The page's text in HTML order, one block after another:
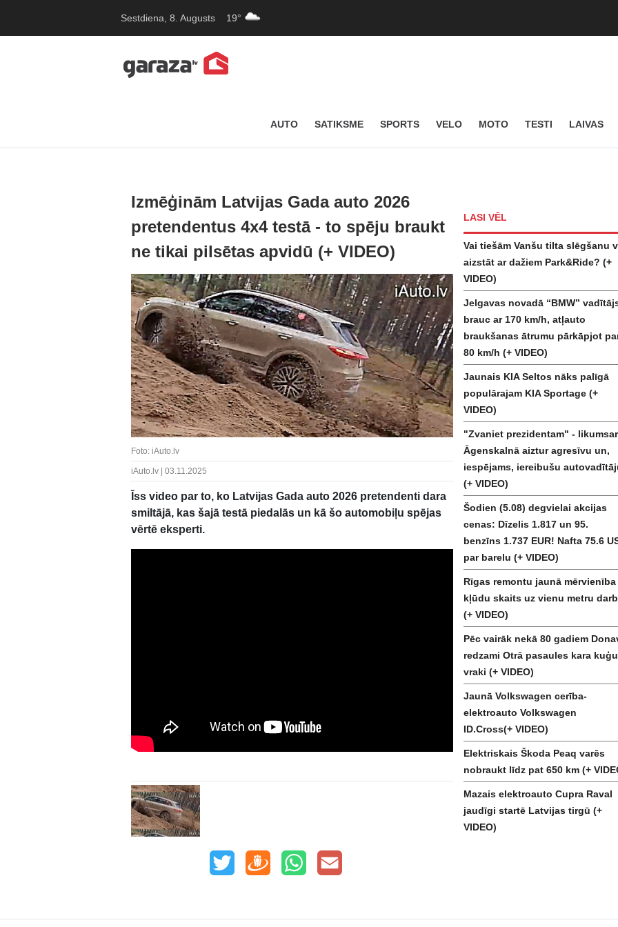
Sestdiena, 8. Augusts 19°
AUTO SATIKSME SPORTS VELO MOTO TESTI LAIVAS
Izmēģinām Latvijas Gada auto 2026
pretendentus 4x4 testā - to spēju braukt
ne tikai pilsētas apvidū (+ VIDEO)
Foto: iAuto.lv
iAuto.lv | 03.11.2025
Īss video par to, ko Latvijas Gada auto 2026 pretendenti dara
smiltājā, kas šajā testā piedalās un kā šo automobiļu spējas
vērtē eksperti.
LASI VĒL
Vai tiešām Vanšu tilta slēgšanu
aizstāt ar dažiem Park&Ride? (+
VIDEO)
Jelgavas novadā “BMW”
brauc ar 170 km/h, atļauto
braukšanas ātrumu pārkāpjot
80 km/h (+ VIDEO)
Jaunais KIA Seltos nāks palīgā
populārajam KIA Sportage (+
VIDEO)
"Zvaniet prezidentam" -
Āgenskalnā aiztur agresīvu un,
iespējams, iereibušu
(+ VIDEO)
Šodien (5.08) degvielai akcijas
cenas: Dīzelis 1.817 un 95.
benzīns 1.737 EUR! Nafta 75.6
par barelu (+ VIDEO)
Rīgas remontu jaunā mērvienība
kļūdu skaits uz vienu metru
(+ VIDEO)
Pēc vairāk nekā 80 gadiem
redzami Otrā pasaules kara kuģu
vraki (+ VIDEO)
Jaunā Volkswagen cerība-
elektroauto Volkswagen
ID.Cross(+ VIDEO)
Elektriskais Škoda Peaq varēs
nobraukt līdz pat 650 km (+
Mazais elektroauto Cupra Raval
jaudīgi startē Latvijas tirgū (+
VIDEO)